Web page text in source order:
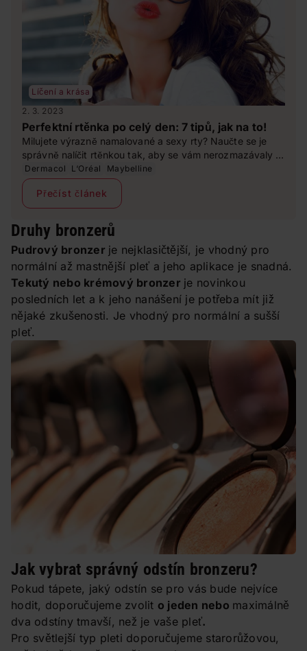
Líčení a krása
2. 3. 2023
Perfektní rtěnka po celý den: 7 tipů, jak na to!
Milujete výrazně namalované a sexy rty? Naučte se je
správně nalíčit rtěnkou tak, aby se vám nerozmazávaly a
vydržely perfektní po celý den.
Dermacol L‘Oréal Maybelline
Přečíst článek
Druhy bronzerů
Pudrový bronzer je nejklasičtější, je vhodný pro
normální až mastnější pleť a jeho aplikace je snadná.
Tekutý nebo krémový bronzer je novinkou
posledních let a k jeho nanášení je potřeba mít již
nějaké zkušenosti. Je vhodný pro normální a sušší
pleť.
Jak vybrat správný odstín bronzeru?
Pokud tápete, jaký odstín se pro vás bude nejvíce
hodit, doporučujeme zvolit o jeden nebo maximálně
dva odstíny tmavší, než je vaše pleť.
Pro světlejší typ pleti doporučujeme starorůžovou,